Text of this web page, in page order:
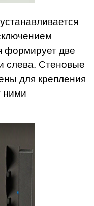
формирует две
слева. Стеновые
для крепления
ними